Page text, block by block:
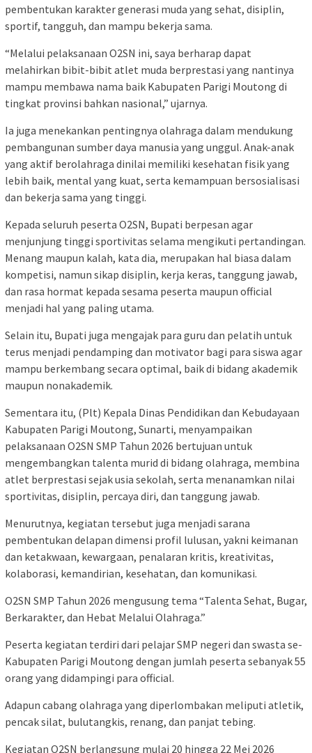
pembentukan karakter generasi muda yang sehat, disiplin,
sportif, tangguh, dan mampu bekerja sama.
“Melalui pelaksanaan O2SN ini, saya berharap dapat
melahirkan bibit-bibit atlet muda berprestasi yang nantinya
mampu membawa nama baik Kabupaten Parigi Moutong di
tingkat provinsi bahkan nasional,” ujarnya.
Ia juga menekankan pentingnya olahraga dalam mendukung
pembangunan sumber daya manusia yang unggul. Anak-anak
yang aktif berolahraga dinilai memiliki kesehatan fisik yang
lebih baik, mental yang kuat, serta kemampuan bersosialisasi
dan bekerja sama yang tinggi.
Kepada seluruh peserta O2SN, Bupati berpesan agar
menjunjung tinggi sportivitas selama mengikuti pertandingan.
Menang maupun kalah, kata dia, merupakan hal biasa dalam
kompetisi, namun sikap disiplin, kerja keras, tanggung jawab,
dan rasa hormat kepada sesama peserta maupun official
menjadi hal yang paling utama.
Selain itu, Bupati juga mengajak para guru dan pelatih untuk
terus menjadi pendamping dan motivator bagi para siswa agar
mampu berkembang secara optimal, baik di bidang akademik
maupun nonakademik.
Sementara itu, (Plt) Kepala Dinas Pendidikan dan Kebudayaan
Kabupaten Parigi Moutong, Sunarti, menyampaikan
pelaksanaan O2SN SMP Tahun 2026 bertujuan untuk
mengembangkan talenta murid di bidang olahraga, membina
atlet berprestasi sejak usia sekolah, serta menanamkan nilai
sportivitas, disiplin, percaya diri, dan tanggung jawab.
Menurutnya, kegiatan tersebut juga menjadi sarana
pembentukan delapan dimensi profil lulusan, yakni keimanan
dan ketakwaan, kewargaan, penalaran kritis, kreativitas,
kolaborasi, kemandirian, kesehatan, dan komunikasi.
O2SN SMP Tahun 2026 mengusung tema “Talenta Sehat, Bugar,
Berkarakter, dan Hebat Melalui Olahraga.”
Peserta kegiatan terdiri dari pelajar SMP negeri dan swasta se-
Kabupaten Parigi Moutong dengan jumlah peserta sebanyak 55
orang yang didampingi para official.
Adapun cabang olahraga yang diperlombakan meliputi atletik,
pencak silat, bulutangkis, renang, dan panjat tebing.
Kegiatan O2SN berlangsung mulai 20 hingga 22 Mei 2026